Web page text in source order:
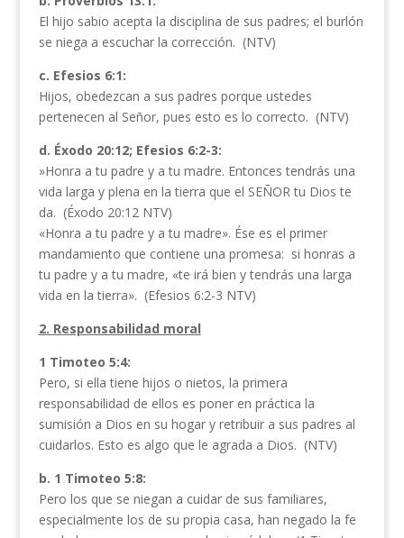
El hijo sabio acepta la disciplina de sus padres; el burlón
se niega a escuchar la corrección. (NTV)
c. Efesios 6:1:
Hijos, obedezcan a sus padres porque ustedes
pertenecen al Señor, pues esto es lo correcto. (NTV)
d. Éxodo 20:12; Efesios 6:2-3:
»Honra a tu padre y a tu madre. Entonces tendrás una
vida larga y plena en la tierra que el SEÑOR tu Dios te
da. (Éxodo 20:12 NTV)
«Honra a tu padre y a tu madre». Ése es el primer
mandamiento que contiene una promesa: si honras a
tu padre y a tu madre, «te irá bien y tendrás una larga
vida en la tierra». (Efesios 6:2-3 NTV)
2. Responsabilidad moral
1 Timoteo 5:4:
Pero, si ella tiene hijos o nietos, la primera
responsabilidad de ellos es poner en práctica la
sumisión a Dios en su hogar y retribuir a sus padres al
cuidarlos. Esto es algo que le agrada a Dios. (NTV)
b. 1 Timoteo 5:8:
Pero los que se niegan a cuidar de sus familiares,
especialmente los de su propia casa, han negado la fe